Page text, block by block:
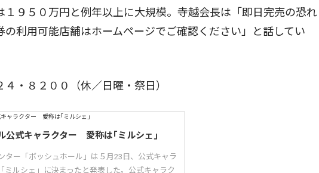
９５０万円と例年以上に大規模。寺越会長は「即日完売の恐れ
利用可能店舗はホームページでご確認ください」と話してい
・８２００（休／日曜・祭日）
公式キャラクター 愛称は｢ミルシェ｣
ター「ボッシュホール」は５月23日、公式キャラ
ミルシェ」に決まったと発表した。公式キャラク